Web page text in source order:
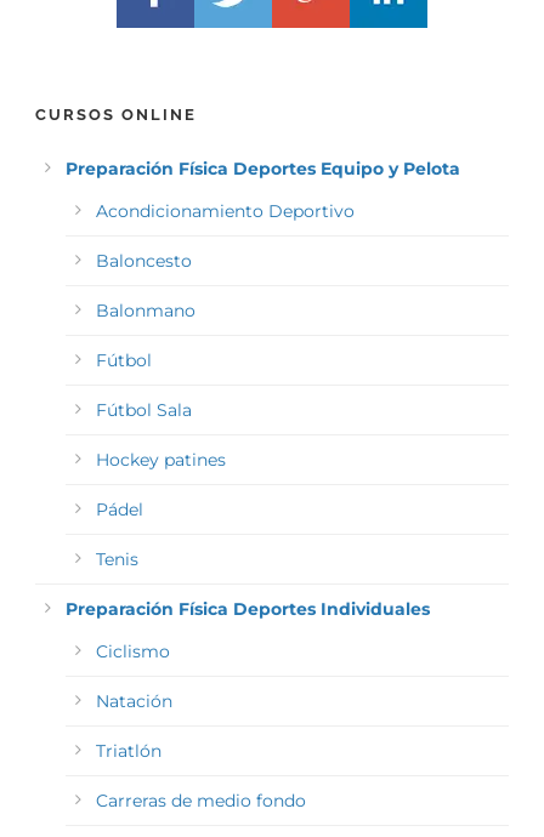
CURSOS ONLINE
Preparación Física Deportes Equipo y Pelota
Acondicionamiento Deportivo
Baloncesto
Balonmano
Fútbol
Fútbol Sala
Hockey patines
Pádel
Tenis
Preparación Física Deportes Individuales
Ciclismo
Natación
Triatlón
Carreras de medio fondo